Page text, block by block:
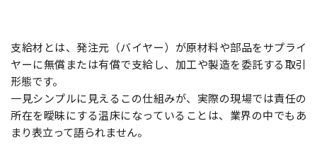
支給材とは、発注元（バイヤー）が原材料や部品をサプライ
ヤーに無償または有償で支給し、加工や製造を委託する取引
形態です。
一見シンプルに見えるこの仕組みが、実際の現場では責任の
所在を曖昧にする温床になっていることは、業界の中でもあ
まり表立って語られません。